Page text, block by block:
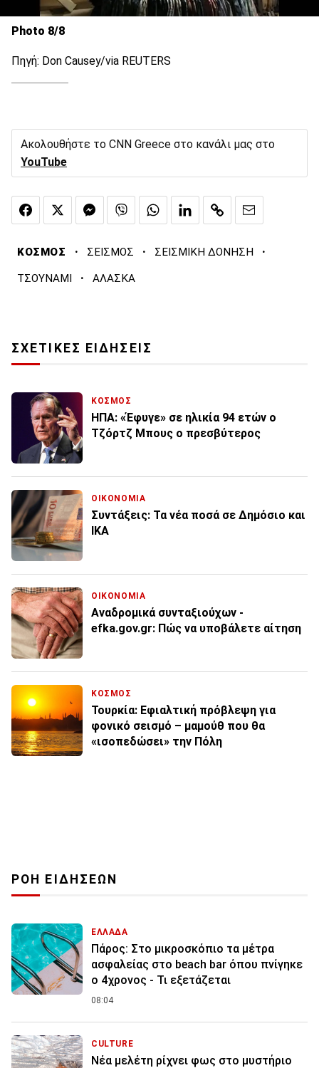
Photo 8/8
Πηγή: Don Causey/via REUTERS
Ακολουθήστε το CNN Greece στο κανάλι μας στο
YouTube
ΚΟΣΜΟΣ · ΣΕΙΣΜΟΣ · ΣΕΙΣΜΙΚΗ ΔΟΝΗΣΗ ·
ΤΣΟΥΝΑΜΙ · ΑΛΑΣΚΑ
ΣΧΕΤΙΚΕΣ ΕΙΔΗΣΕΙΣ
ΚΟΣΜΟΣ
ΗΠΑ: «Έφυγε» σε ηλικία 94 ετών ο
Τζόρτζ Μπους ο πρεσβύτερος
ΟΙΚΟΝΟΜΙΑ
Συντάξεις: Τα νέα ποσά σε Δημόσιο και
ΙΚΑ
ΟΙΚΟΝΟΜΙΑ
Αναδρομικά συνταξιούχων -
efka.gov.gr: Πώς να υποβάλετε αίτηση
ΚΟΣΜΟΣ
Τουρκία: Εφιαλτική πρόβλεψη για
φονικό σεισμό – μαμούθ που θα
«ισοπεδώσει» την Πόλη
ΡΟΗ ΕΙΔΗΣΕΩΝ
ΕΛΛΑΔΑ
Πάρος: Στο μικροσκόπιο τα μέτρα
ασφαλείας στο beach bar όπου πνίγηκε
ο 4χρονος - Τι εξετάζεται
08:04
CULTURE
Νέα μελέτη ρίχνει φως στο μυστήριο